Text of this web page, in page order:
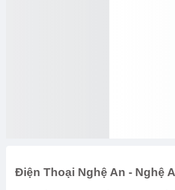
Điện Thoại Nghệ An - Nghệ